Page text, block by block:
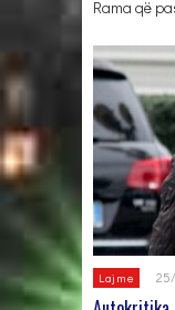
Rama që
Lajme